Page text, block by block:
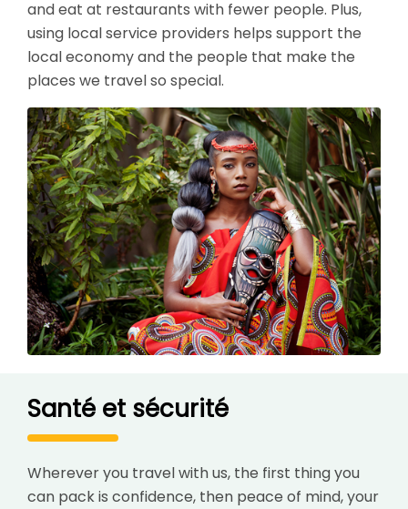
and eat at restaurants with fewer people. Plus,
using local service providers helps support the
local economy and the people that make the
places we travel so special.
Santé et sécurité
Wherever you travel with us, the first thing you
can pack is confidence, then peace of mind, your